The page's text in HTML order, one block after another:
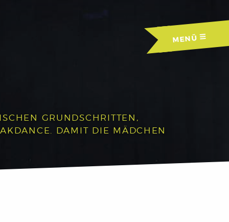
MENÜ
GRUNDSCHRITTEN,
DAMIT DIE MÄDCHEN